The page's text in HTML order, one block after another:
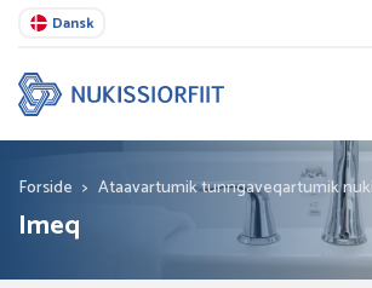
Dansk
Forside > Ataavartumik tunngaveqartumik
Imeq